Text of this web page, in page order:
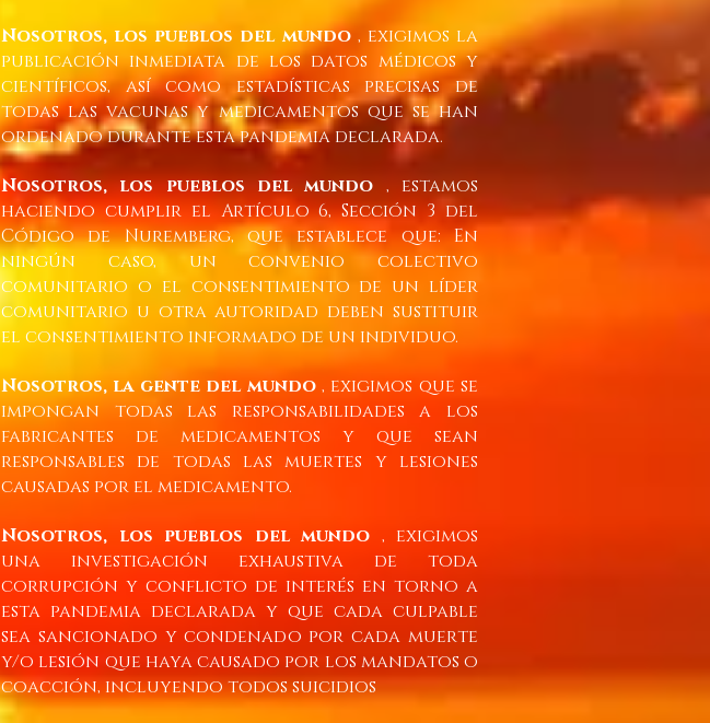
Nosotros, los pueblos del mundo , exigimos la
publicación inmediata de los datos médicos y
científicos, así como estadísticas precisas de
todas las vacunas y medicamentos que se han
ordenado durante esta pandemia declarada.
Nosotros, los pueblos del mundo , estamos
haciendo cumplir el Artículo 6, Sección 3 del
Código de Nuremberg, que establece que: En
ningún caso, un convenio colectivo
comunitario o el consentimiento de un líder
comunitario u otra autoridad deben sustituir
el consentimiento informado de un individuo.
Nosotros, la gente del mundo , exigimos que se
impongan todas las responsabilidades a los
fabricantes de medicamentos y que sean
responsables de todas las muertes y lesiones
causadas por el medicamento.
Nosotros, los pueblos del mundo , exigimos
una investigación exhaustiva de toda
corrupción y conflicto de interés en torno a
esta pandemia declarada y que cada culpable
sea sancionado y condenado por cada muerte
y/o lesión que haya causado por los mandatos o
coacción, incluyendo todos suicidios